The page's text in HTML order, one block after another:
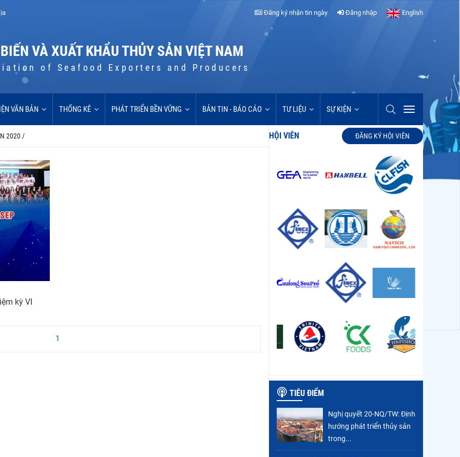
Đăng ký nhận tin ngày Đăng nhập English
VÀ XUẤT KHẨU THỦY SẢN VIỆT NAM
of Seafood Exporters and Producers
VĂN BẢN THỐNG KÊ PHÁT TRIỂN BỀN VỮNG BẢN TIN - BÁO CÁO TƯ LIỆU SỰ KIỆN
2020 /
kỳ VI
1
HỘI VIÊN ĐĂNG KÝ HỘI VIÊN
TIÊU ĐIỂM
Nghị quyết 20-NQ/TW: Định
hướng phát triển thủy sản
trong...